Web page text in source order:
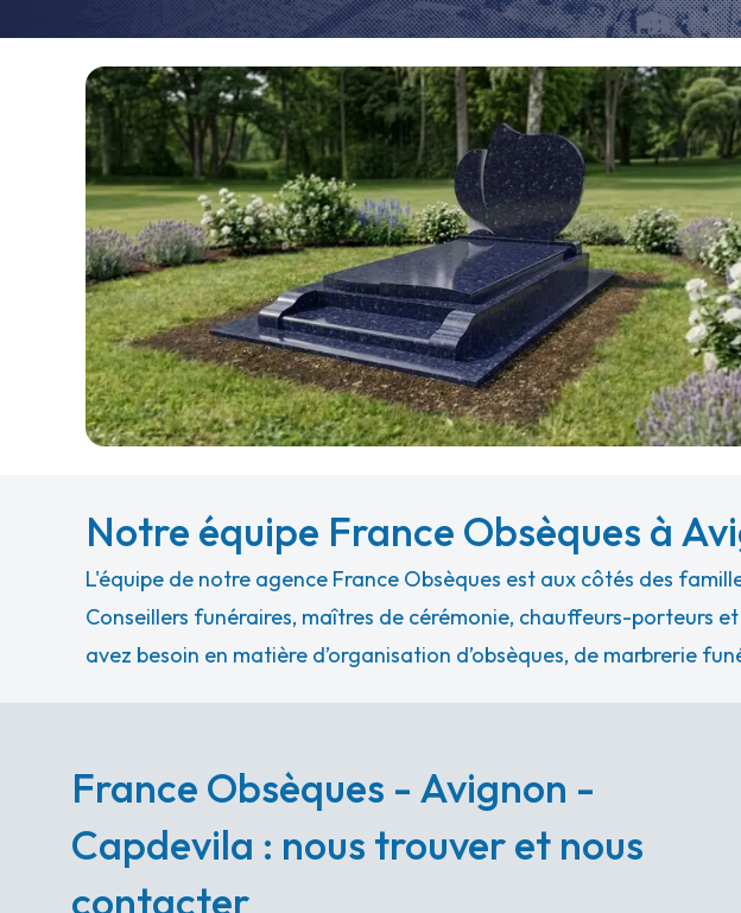
Notre équipe France Obsèques à
L'équipe de notre agence France Obsèques est aux côtés des
Conseillers funéraires, maîtres de cérémonie, chauffeurs-porteurs
avez besoin en matière d’organisation d’obsèques, de marbrerie
France Obsèques - Avignon -
Capdevila : nous trouver et nous
contacter